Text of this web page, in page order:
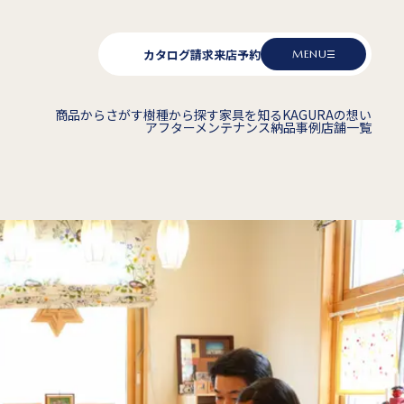
カタログ請求来店予約 MENU
商品からさがす樹種から探す家具を知るKAGURAの想い
アフターメンテナンス納品事例店舗一覧